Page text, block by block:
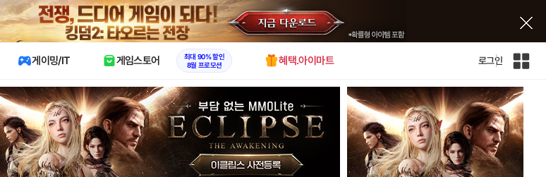
X
게이밍/IT 게임스토어
최대 90% 할인
8월 프로모션
혜택.아이마트 로그인
인
전
체
사
이
트
맵